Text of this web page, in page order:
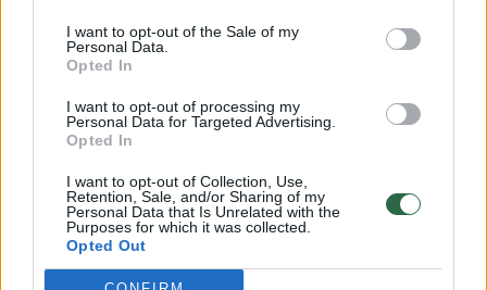
I want to opt-out of the Sale of my
Personal Data.
Opted In
I want to opt-out of processing my
Personal Data for Targeted Advertising.
Opted In
I want to opt-out of Collection, Use,
Retention, Sale, and/or Sharing of my
Personal Data that Is Unrelated with the
Purposes for which it was collected.
Opted Out
Nufilmavo, kaip patvino Vilniaus Vakarinis aplinkkelis:
Žinios | Lietuvos diena
00:02:01
„Pagarba pirmajai premjerei“: pasidalijo jautriais
prisiminimais apie Kazimierą Prunskienę